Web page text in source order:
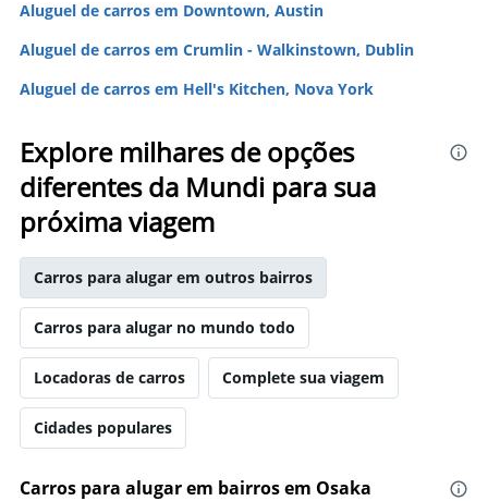
Aluguel de carros em Downtown, Austin
Aluguel de carros em Crumlin - Walkinstown, Dublin
Aluguel de carros em Hell's Kitchen, Nova York
Explore milhares de opções
diferentes da Mundi para sua
próxima viagem
Carros para alugar em outros bairros
Carros para alugar no mundo todo
Locadoras de carros Complete sua viagem
Cidades populares
Carros para alugar em bairros em Osaka